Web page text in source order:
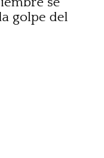
golpe del